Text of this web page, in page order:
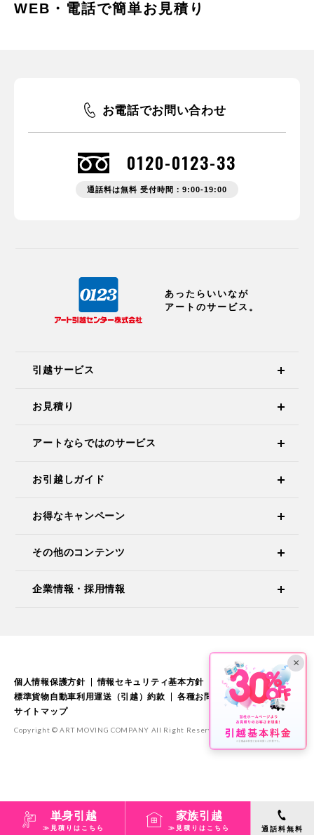
×
WEB・電話で簡単お見積り
単身引越
≫見積りはこちら
家族引越
≫見積りはこちら 通話料無料
お電話でお問い合わせ
0120-0123-33
通話料は無料 受付時間：9:00-19:00
あったらいいなが
アートのサービス。
引越サービス
お見積り
アートならではのサービス
お引越しガイド
お得なキャンペーン
その他のコンテンツ
企業情報・採用情報
個人情報保護方針 情報セキュリティ基本方針
標準引越運送約款
標準貨物自動車利用運送（引越）約款
各種お問い合わせ
サイトマップ
Copyright © ART MOVING COMPANY All Right Reserved.